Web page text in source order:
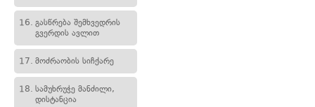
16. გასწრება შემხვედრის
გვერდის ავლით
17. მოძრაობის სიჩქარე
18. სამუხრუჭე მანძილი,
დისტანცია